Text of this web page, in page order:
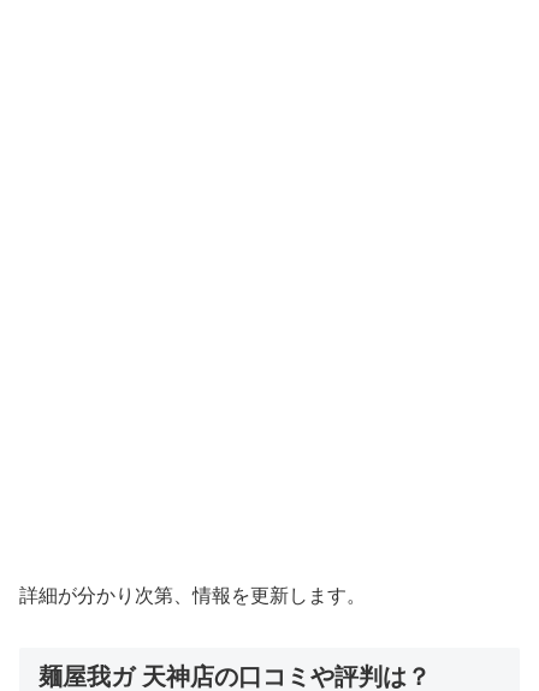
詳細が分かり次第、情報を更新します。
麺屋我ガ 天神店の口コミや評判は？